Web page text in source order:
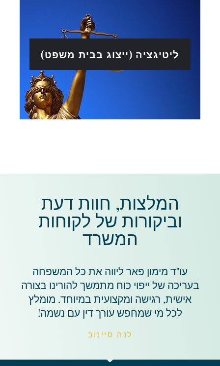
ליטיגציה (ייצוג בבית משפט)
המלצות, חוות דעת
וביקורות של לקוחות
המשרד​
עו"ד מימון פאר ליווה את כל המשפחה
בעריכה של ייפוי כוח מתמשך להורינו בצורה
אישית, רגישה ומקצועית במיוחד. מומלץ
לכל מי שמחפש עורך דין עם נשמה!
לנה סיינוב